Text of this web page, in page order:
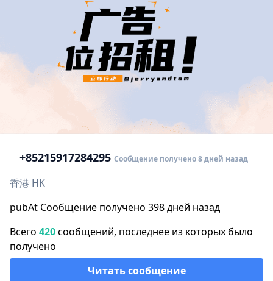
+85215917284295 Сообщение получено 8 дней назад
香港 HK
pubAt Сообщение получено 398 дней назад
Всего 420сообщений, последнее из которых было
получено
Читать сообщение